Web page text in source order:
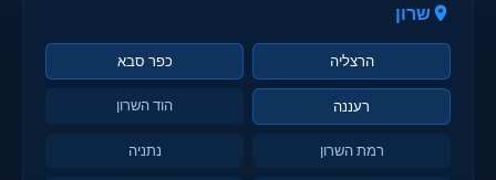
שרון
הרצליה כפר סבא
רעננה הוד השרון
רמת השרון נתניה